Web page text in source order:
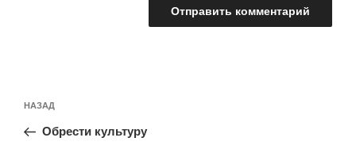
по
записям
Предыдущая
запись:
НАЗАД
Обрести культуру